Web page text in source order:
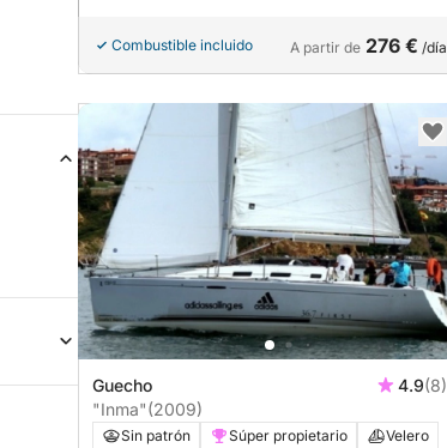
Combustible incluido A partir de 276 € /día
Guecho 4.9(8)
"Inma"(2009)
Sin patrón Súper propietario
Velero